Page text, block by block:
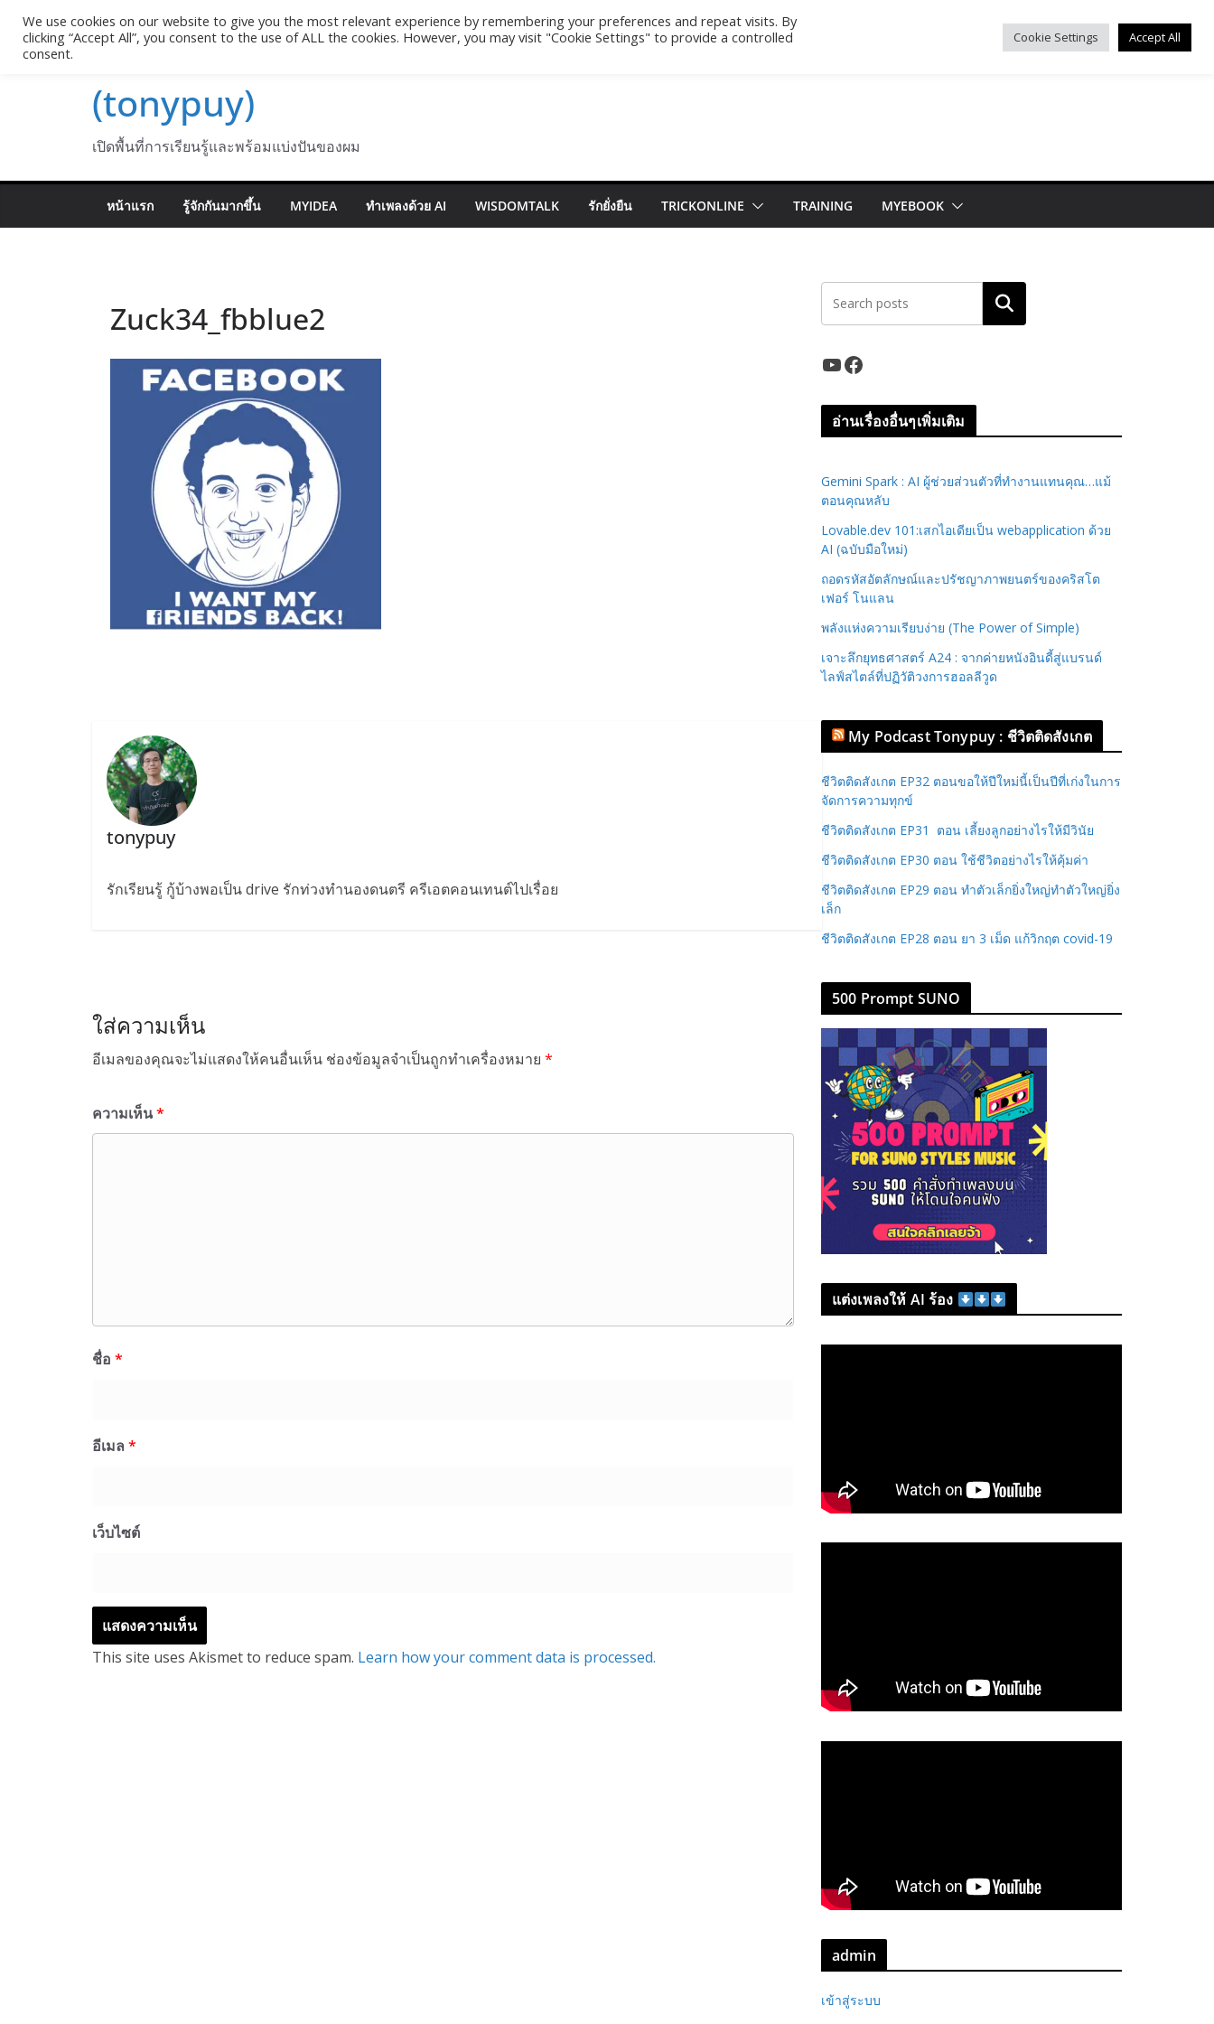
content
Pasakon Puypong
(tonypuy)
เปิดพื้นที่การเรียนรู้และพร้อมแบ่งปันของผม
หน้าแรก รู้จักกันมากขึ้น MYIDEA ทำเพลงด้วย AI WISDOMTALK รักยั่งยืน TRICKONLINE TRAINING MYEBOOK
Zuck34_fbblue2
tonypuy
รักเรียนรู้ กู้บ้างพอเป็น drive รักท่วงทำนองดนตรี ครีเอตคอนเทนต์ไปเรื่อย
ใส่ความเห็น
อีเมลของคุณจะไม่แสดงให้คนอื่นเห็น ช่องข้อมูลจำเป็นถูกทำเครื่องหมาย *
ความเห็น*
ชื่อ *
อีเมล *
เว็บไซต์
This site uses Akismet to reduce spam. Learn how your comment data is processed.
ค้นหา
YouTube Facebook
อ่านเรื่องอื่นๆเพิ่มเติม
Gemini Spark : AI ผู้ช่วยส่วนตัวที่ทำงานแทนคุณ…แม้
ตอนคุณหลับ
Lovable.dev 101:เสกไอเดียเป็น webapplication ด้วย
AI (ฉบับมือใหม่)
ถอดรหัสอัตลักษณ์และปรัชญาภาพยนตร์ของคริสโต
เฟอร์ โนแลน
พลังแห่งความเรียบง่าย (The Power of Simple)
เจาะลึกยุทธศาสตร์ A24 : จากค่ายหนังอินดี้สู่แบรนด์
ไลฟ์สไตล์ที่ปฏิวัติวงการฮอลลีวูด
My Podcast Tonypuy : ชีวิตติดสังเกต
ชีวิตติดสังเกต EP32 ตอนขอให้ปีใหม่นี้เป็นปีที่เก่งในการ
จัดการความทุกข์
ชีวิตติดสังเกต EP31 ตอน เลี้ยงลูกอย่างไรให้มีวินัย
ชีวิตติดสังเกต EP30 ตอน ใช้ชีวิตอย่างไรให้คุ้มค่า
ชีวิตติดสังเกต EP29 ตอน ทำตัวเล็กยิ่งใหญ่ทำตัวใหญ่ยิ่ง
เล็ก
ชีวิตติดสังเกต EP28 ตอน ยา 3 เม็ด แก้วิกฤต covid-19
500 Prompt SUNO
แต่งเพลงให้ AI ร้อง
admin
เข้าสู่ระบบ
We use cookies on our website to give you the most relevant experience by remembering your preferences and repeat visits. By
clicking “Accept All”, you consent to the use of ALL the cookies. However, you may visit "Cookie Settings" to provide a controlled
consent.
Cookie Settings Accept All